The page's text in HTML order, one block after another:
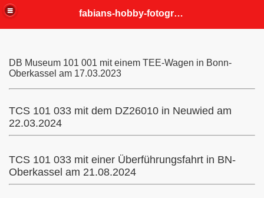
fabians-hobby-fotografien
DB Museum 101 001 mit einem TEE-Wagen in Bonn-
Oberkassel am 17.03.2023
TCS 101 033 mit dem DZ26010 in Neuwied am
22.03.2024
TCS 101 033 mit einer Überführungsfahrt in BN-
Oberkassel am 21.08.2024